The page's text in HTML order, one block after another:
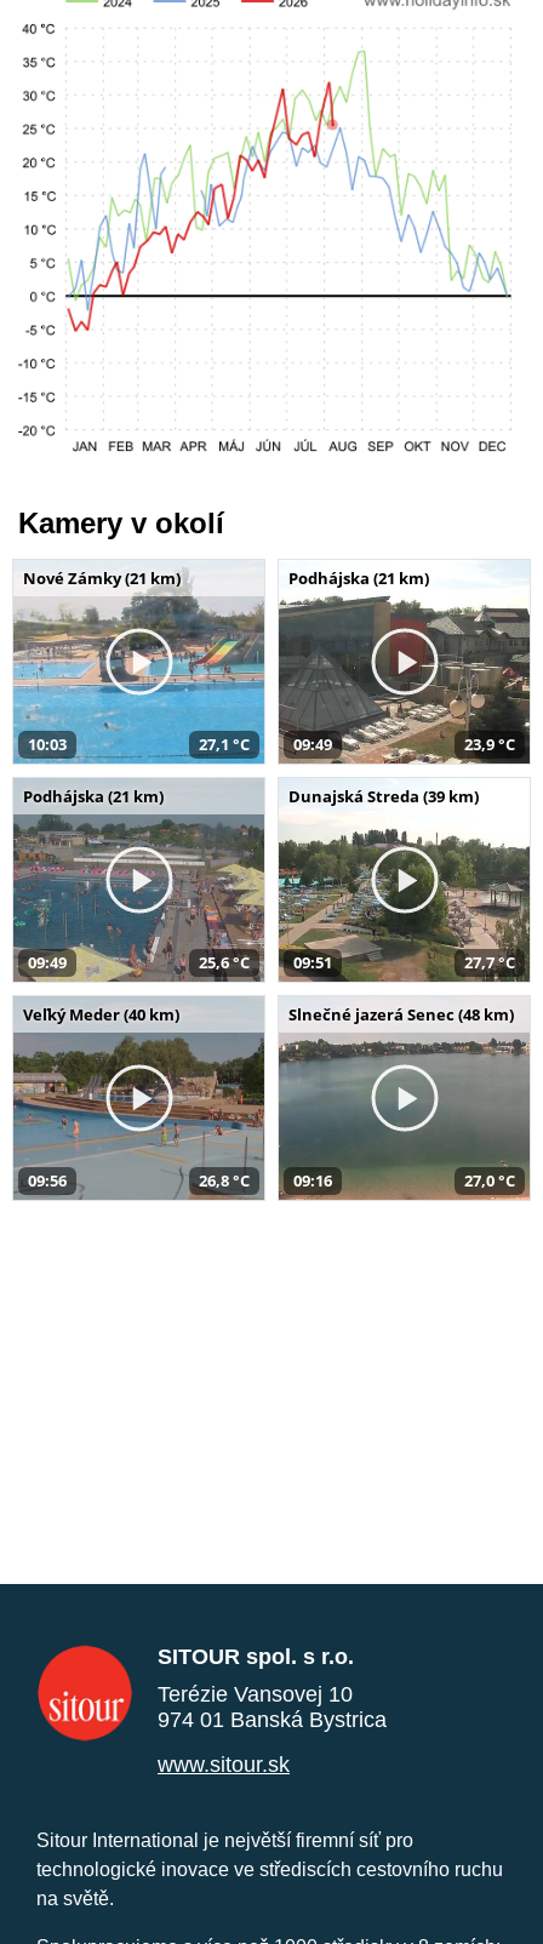
Kamery v okolí
Nové Zámky (21 km)
10:03 27,1 °C
Podhájska (21 km)
09:49 23,9 °C
Podhájska (21 km)
09:49 25,6 °C
Dunajská Streda (39 km)
09:51 27,7 °C
Veľký Meder (40 km)
09:56 26,8 °C
Slnečné jazerá Senec (48 km)
09:16 27,0 °C
SITOUR spol. s r.o.
Terézie Vansovej 10
974 01 Banská Bystrica
www.sitour.sk
Sitour International je největší firemní síť pro
technologické inovace ve střediscích cestovního ruchu
na světě.